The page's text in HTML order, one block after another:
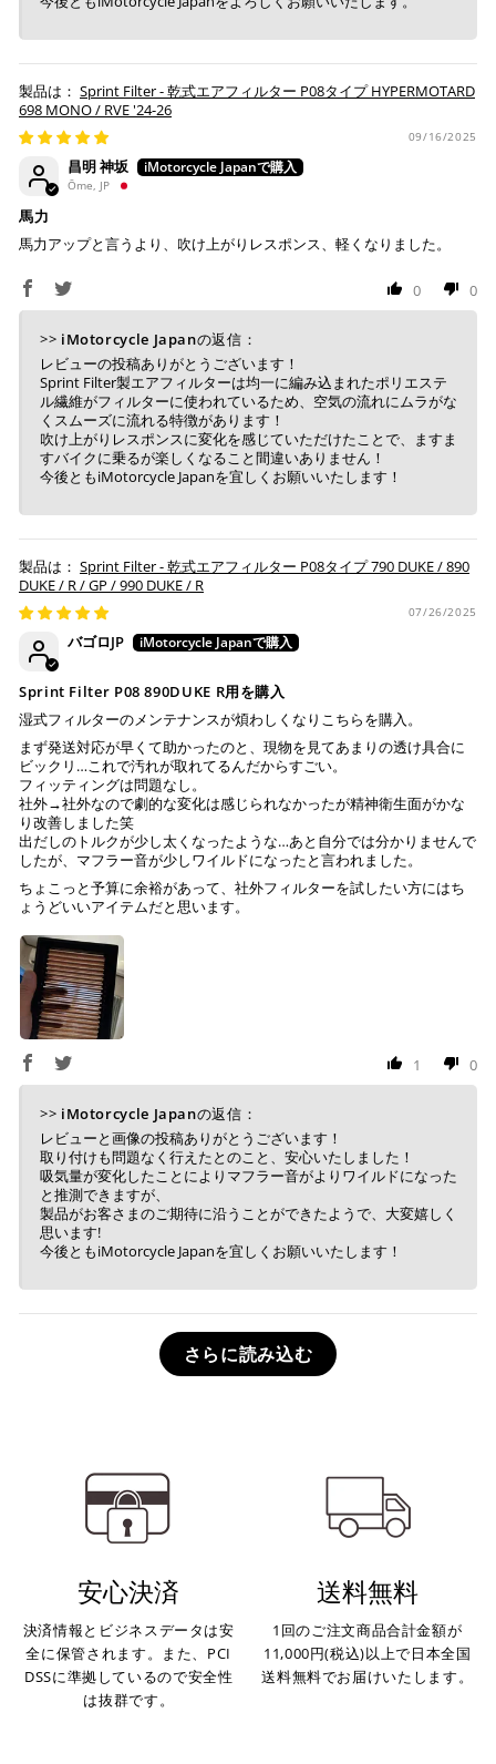
Sprint Filter - 乾式エアフィルター P08タイプ HYPERMOTARD
698 MONO / RVE '24-26
09/16/2025
昌明 神坂
Ōme, JP
馬力
馬力アップと言うより、吹け上がりレスポンス、軽くなりました。
0 0
>> iMotorcycle Japanの返信：
レビューの投稿ありがとうございます！
Sprint Filter製エアフィルターは均一に編み込まれたポリエステ
ル繊維がフィルターに使われているため、空気の流れにムラがな
くスムーズに流れる特徴があります！
吹け上がりレスポンスに変化を感じていただけたことで、ますま
すバイクに乗るが楽しくなること間違いありません！
今後ともiMotorcycle Japanを宜しくお願いいたします！
Sprint Filter - 乾式エアフィルター P08タイプ 790 DUKE / 890
DUKE / R / GP / 990 DUKE / R
07/26/2025
バゴロJP
Sprint Filter P08 890DUKE R用を購入
湿式フィルターのメンテナンスが煩わしくなりこちらを購入。
まず発送対応が早くて助かったのと、現物を見てあまりの透け具合に
ビックリ…これで汚れが取れてるんだからすごい。
フィッティングは問題なし。
社外→社外なので劇的な変化は感じられなかったが精神衛生面がかな
り改善しました笑
出だしのトルクが少し太くなったような…あと自分では分かりませんで
したが、マフラー音が少しワイルドになったと言われました。
ちょこっと予算に余裕があって、社外フィルターを試したい方にはち
ょうどいいアイテムだと思います。
1 0
>> iMotorcycle Japanの返信：
レビューと画像の投稿ありがとうございます！
取り付けも問題なく行えたとのこと、安心いたしました！
吸気量が変化したことによりマフラー音がよりワイルドになった
と推測できますが、
製品がお客さまのご期待に沿うことができたようで、大変嬉しく
思います!
今後ともiMotorcycle Japanを宜しくお願いいたします！
さらに読み込む
安心決済
決済情報とビジネスデータは安
全に保管されます。また、PCI
DSSに準拠しているので安全性
は抜群です。
送料無料
1回のご注文商品合計金額が
11,000円(税込)以上で日本全国
送料無料でお届けいたします。